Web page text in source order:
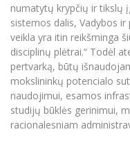
numatytų krypčių ir tikslų
sistemos dalis, Vadybos
veikla yra itin reikšminga
disciplinų plėtrai.“ Todėl
pertvarką, būtų
mokslininkų potencialo
naudojimui, esamos
studijų būklės gerinimui,
racionalesniam